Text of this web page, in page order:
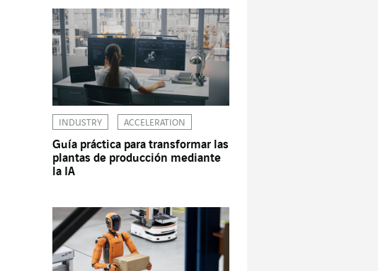
INDUSTRY ACCELERATION
Guía práctica para transformar las
plantas de producción mediante
la IA